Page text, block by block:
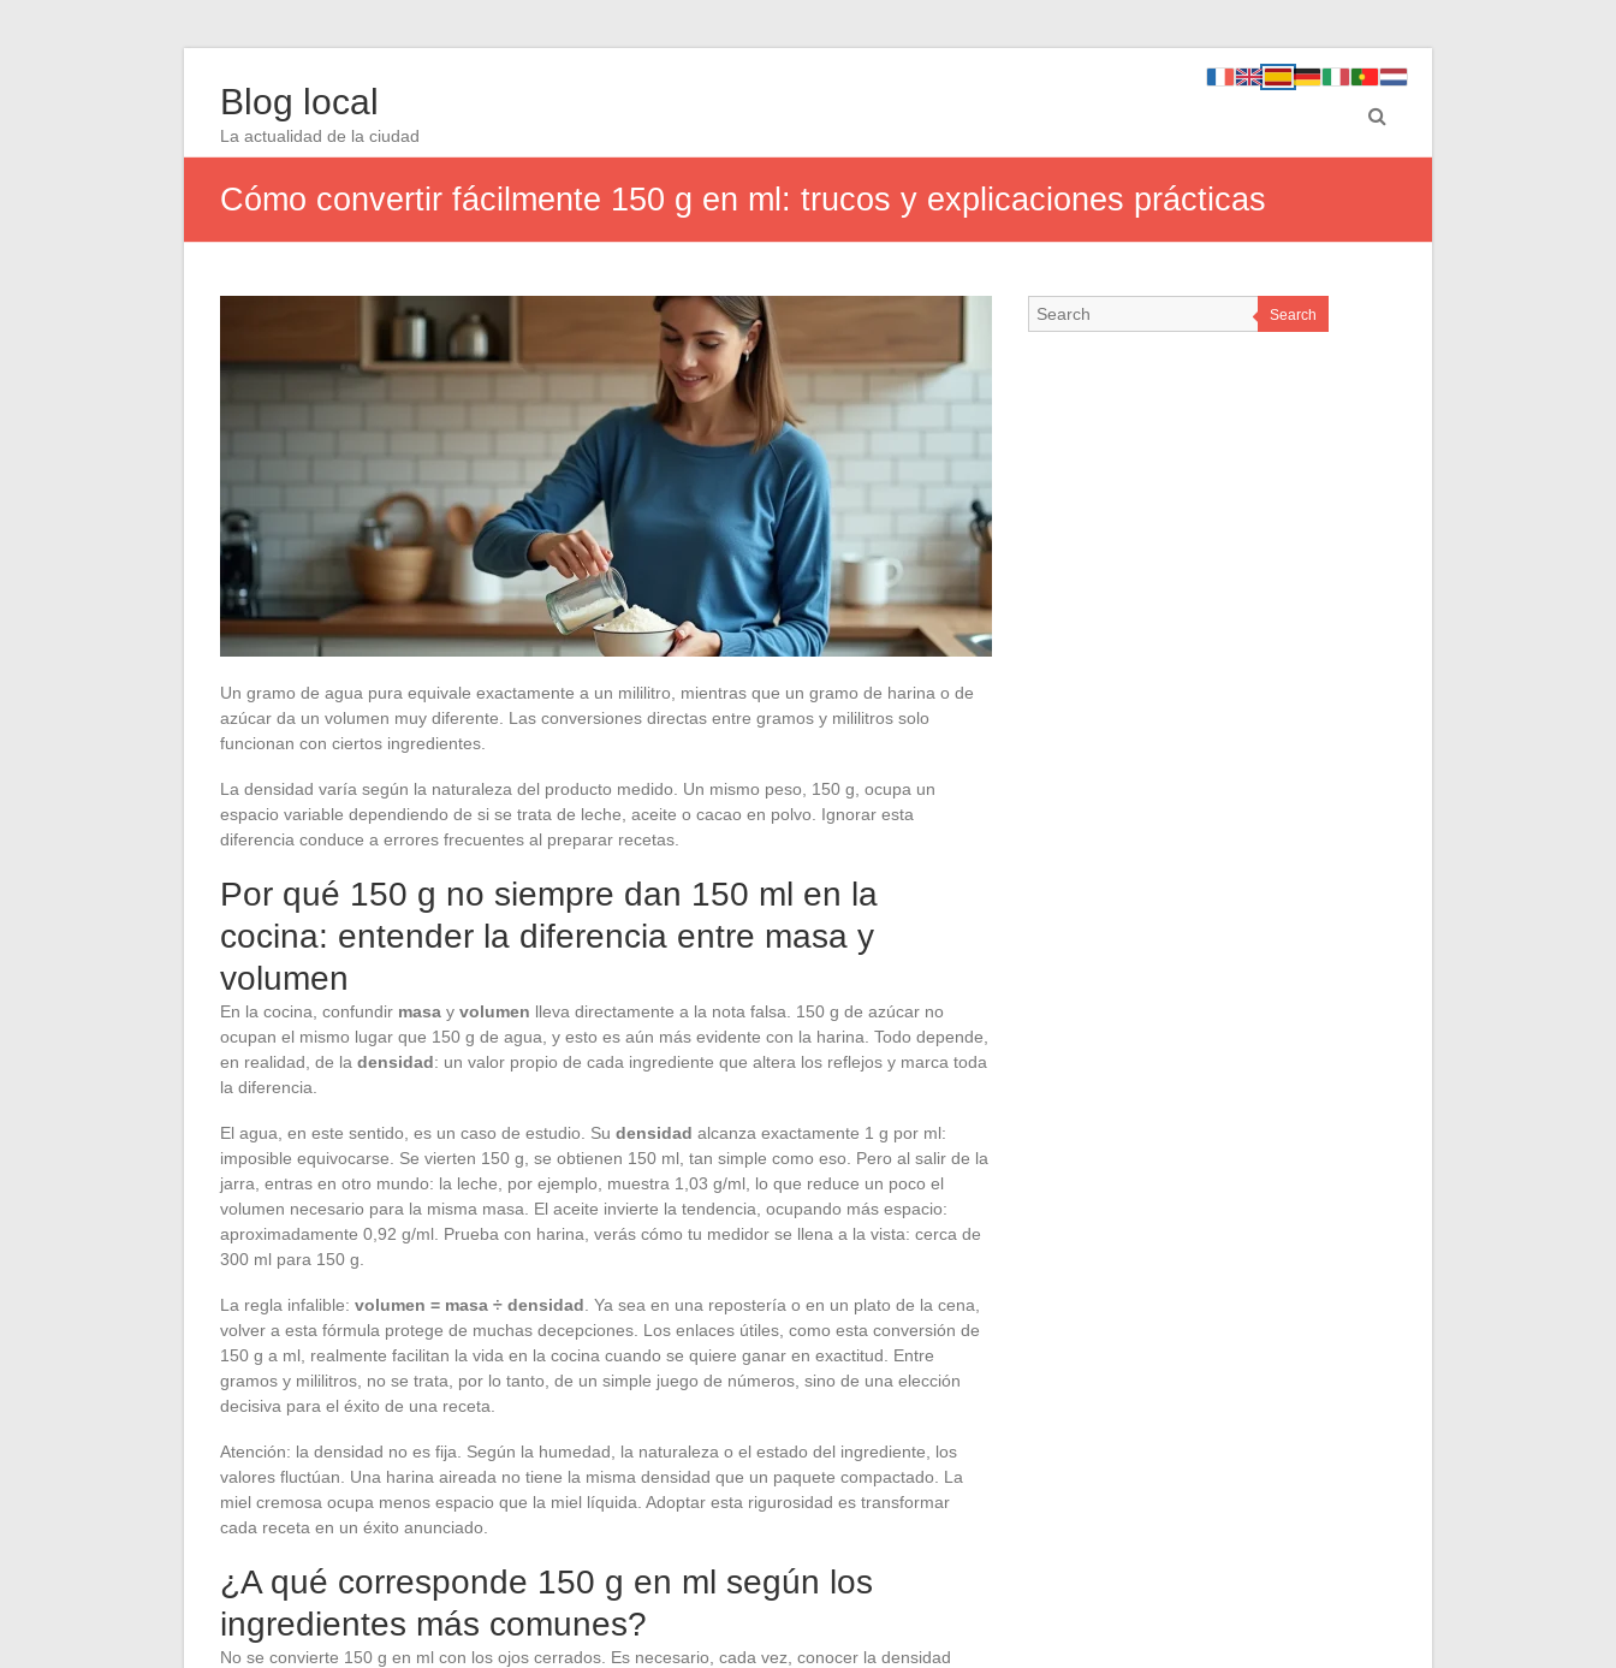
Blog local
La actualidad de la ciudad
Cómo convertir fácilmente 150 g en ml: trucos y explicaciones prácticas
Un gramo de agua pura equivale exactamente a un mililitro, mientras que un gramo de harina o de
azúcar da un volumen muy diferente. Las conversiones directas entre gramos y mililitros solo
funcionan con ciertos ingredientes.
La densidad varía según la naturaleza del producto medido. Un mismo peso, 150 g, ocupa un
espacio variable dependiendo de si se trata de leche, aceite o cacao en polvo. Ignorar esta
diferencia conduce a errores frecuentes al preparar recetas.
Por qué 150 g no siempre dan 150 ml en la
cocina: entender la diferencia entre masa y
volumen
En la cocina, confundir masa y volumen lleva directamente a la nota falsa. 150 g de azúcar no
ocupan el mismo lugar que 150 g de agua, y esto es aún más evidente con la harina. Todo depende,
en realidad, de la densidad: un valor propio de cada ingrediente que altera los reflejos y marca toda
la diferencia.
El agua, en este sentido, es un caso de estudio. Su densidad alcanza exactamente 1 g por ml:
imposible equivocarse. Se vierten 150 g, se obtienen 150 ml, tan simple como eso. Pero al salir de la
jarra, entras en otro mundo: la leche, por ejemplo, muestra 1,03 g/ml, lo que reduce un poco el
volumen necesario para la misma masa. El aceite invierte la tendencia, ocupando más espacio:
aproximadamente 0,92 g/ml. Prueba con harina, verás cómo tu medidor se llena a la vista: cerca de
300 ml para 150 g.
La regla infalible: volumen = masa ÷ densidad . Ya sea en una repostería o en un plato de la cena,
volver a esta fórmula protege de muchas decepciones. Los enlaces útiles, como esta conversión de
150 g a ml, realmente facilitan la vida en la cocina cuando se quiere ganar en exactitud. Entre
gramos y mililitros, no se trata, por lo tanto, de un simple juego de números, sino de una elección
decisiva para el éxito de una receta.
Atención: la densidad no es fija. Según la humedad, la naturaleza o el estado del ingrediente, los
valores fluctúan. Una harina aireada no tiene la misma densidad que un paquete compactado. La
miel cremosa ocupa menos espacio que la miel líquida. Adoptar esta rigurosidad es transformar
cada receta en un éxito anunciado.
¿A qué corresponde 150 g en ml según los
ingredientes más comunes?
No se convierte 150 g en ml con los ojos cerrados. Es necesario, cada vez, conocer la densidad
Search